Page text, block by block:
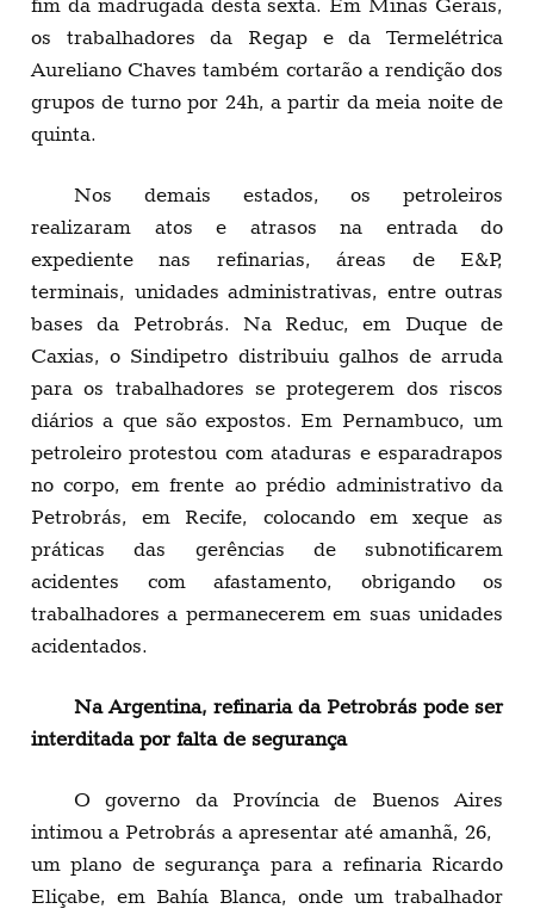
fim da madrugada desta sexta. Em Minas Gerais,
os trabalhadores da Regap e da Termelétrica
Aureliano Chaves também cortarão a rendição dos
grupos de turno por 24h, a partir da meia noite de
quinta.
Nos demais estados, os petroleiros
realizaram atos e atrasos na entrada do
expediente nas refinarias, áreas de E&P,
terminais, unidades administrativas, entre outras
bases da Petrobrás. Na Reduc, em Duque de
Caxias, o Sindipetro distribuiu galhos de arruda
para os trabalhadores se protegerem dos riscos
diários a que são expostos. Em Pernambuco, um
petroleiro protestou com ataduras e esparadrapos
no corpo, em frente ao prédio administrativo da
Petrobrás, em Recife, colocando em xeque as
práticas das gerências de subnotificarem
acidentes com afastamento, obrigando os
trabalhadores a permanecerem em suas unidades
acidentados.
Na Argentina, refinaria da Petrobrás pode ser
interditada por falta de segurança
O governo da Província de Buenos Aires
intimou a Petrobrás a apresentar até amanhã, 26,
um plano de segurança para a refinaria Ricardo
Eliçabe, em Bahía Blanca, onde um trabalhador